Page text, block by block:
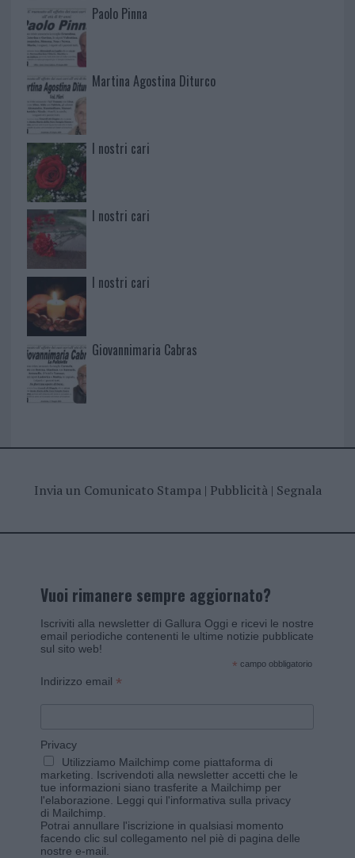
Paolo Pinna
Martina Agostina Diturco
I nostri cari
I nostri cari
I nostri cari
Giovannimaria Cabras
Invia un Comunicato Stampa| Pubblicità| Segnala
Vuoi rimanere sempre aggiornato?
Iscriviti alla newsletter di Gallura Oggi e ricevi le nostre
email periodiche contenenti le ultime notizie pubblicate
sul sito web!
* campo obbligatorio
Indirizzo email *
Privacy
Utilizziamo Mailchimp come piattaforma di
marketing. Iscrivendoti alla newsletter accetti che le
tue informazioni siano trasferite a Mailchimp per
l'elaborazione. Leggi qui l'informativa sulla privacy
di Mailchimp
Potrai annullare l'iscrizione in qualsiasi momento
facendo clic sul collegamento nel piè di pagina delle
nostre e-mail.